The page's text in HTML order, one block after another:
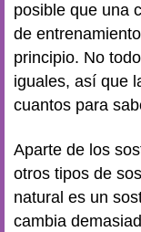
posible que una
de
principio. No
iguales, así que
cuantos para
Aparte de los
otros tipos de
natural es un
cambia